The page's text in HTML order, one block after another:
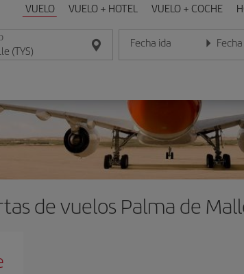
VUELO VUELO + HOTEL VUELO + COCHE
Fecha ida
Introduce la fecha en formato
de vuelos Palma de